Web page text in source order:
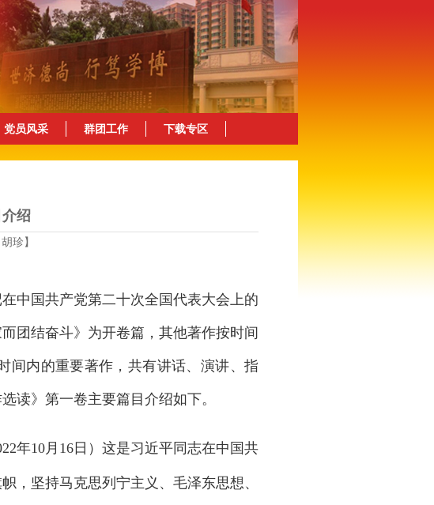
党员风采 群团工作 下载专区
介绍
珍】
中国共产党第二十次全国代表大会上的
团结奋斗》为开卷篇，其他著作按时间
间内的重要著作，共有讲话、演讲、指
读》第一卷主要篇目介绍如下。
年10月16日）这是习近平同志在中国共
，坚持马克思列宁主义、毛泽东思想、